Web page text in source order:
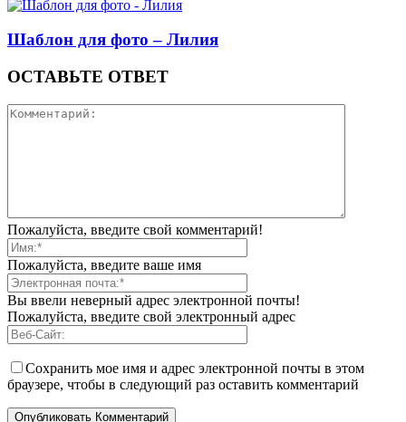
Шаблон для фото – Лилия
ОСТАВЬТЕ ОТВЕТ
Пожалуйста, введите свой комментарий!
Пожалуйста, введите ваше имя
Вы ввели неверный адрес электронной почты!
Пожалуйста, введите свой электронный адрес
Сохранить мое имя и адрес электронной почты в этом
браузере, чтобы в следующий раз оставить комментарий